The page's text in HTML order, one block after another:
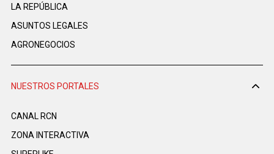
LA REPÚBLICA
ASUNTOS LEGALES
AGRONEGOCIOS
NUESTROS PORTALES
CANAL RCN
ZONA INTERACTIVA